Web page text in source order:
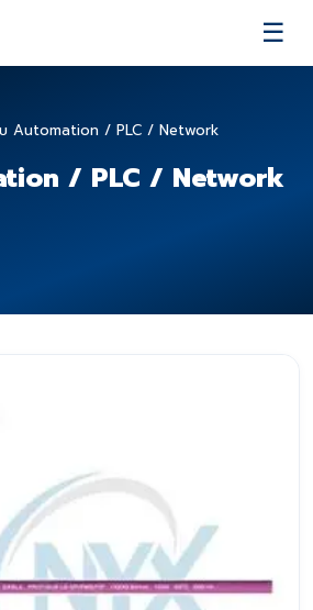
☰
บ Automation / PLC / Network
/ PLC / Network